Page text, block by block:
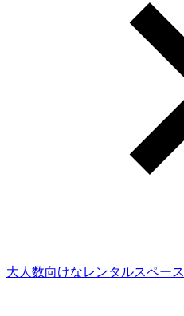
大人数向けなレンタルスペース